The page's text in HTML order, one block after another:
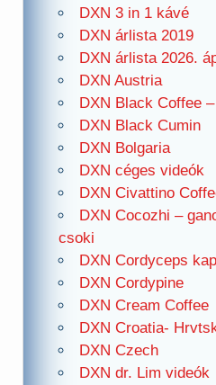
DXN 3 in 1 kávé
DXN árlista 2019
DXN árlista 2026.
DXN Austria
DXN Black Coffee
DXN Black Cumin
DXN Bolgaria
DXN céges videók
DXN Civattino
DXN Cocozhi –
csoki
DXN Cordyceps
DXN Cordypine
DXN Cream Coffee
DXN Croatia-
DXN Czech
DXN dr. Lim videók